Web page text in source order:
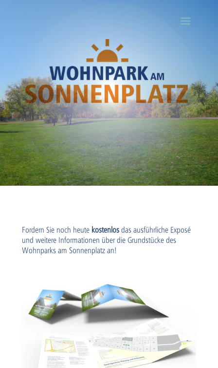
Ihr Titel
Your content goes here. Edit or remove this text inline or in the
module Content settings. You can also style every aspect of this
content in the module Design settings and even apply custom CSS
to this text in the module Advanced settings.
Fordern Sie noch heute kostenlosdas ausführliche Exposé
und weitere Informationen über die Grundstücke des
Wohnparks am Sonnenplatz an!